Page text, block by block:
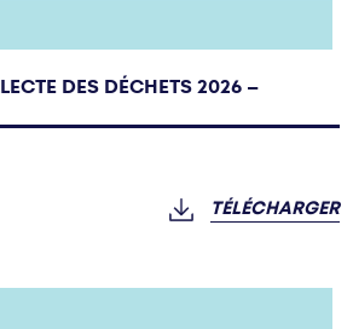
DES DÉCHETS 2026 –
TÉLÉCHARGER